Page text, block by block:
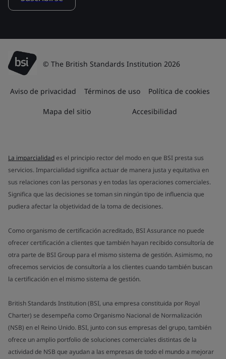
© The British Standards Institution 2026
Aviso de privacidad Términos de uso Política de cookies
Mapa del sitio Accesibilidad
La imparcialidades el principio rector del modo en que BSI presta sus
servicios. Imparcialidad significa actuar de manera justa y equitativa en
sus relaciones con las personas y en todas las operaciones comerciales.
Significa que las decisiones se toman sin ningún tipo de influencia que
pudiera afectar la objetividad de la toma de decisiones.
Como organismo de certificación acreditado, BSI Assurance no puede
ofrecer certificación a clientes que también hayan recibido consultoría de
otra parte de BSI Group para el mismo sistema de gestión. Asimismo, no
ofrecemos servicios de consultoría a los clientes cuando también buscan
la certificación en el mismo sistema de gestión.
British Standards Institution (BSI, una empresa constituida por Royal
Charter) se desempeña como Organismo Nacional de Normalización
(NSB) en el Reino Unido. BSI, junto con sus empresas del grupo, también
ofrece un amplio portfolio de soluciones comerciales distintas de la
actividad de NSB que ayudan a las empresas de todo el mundo a mejorar